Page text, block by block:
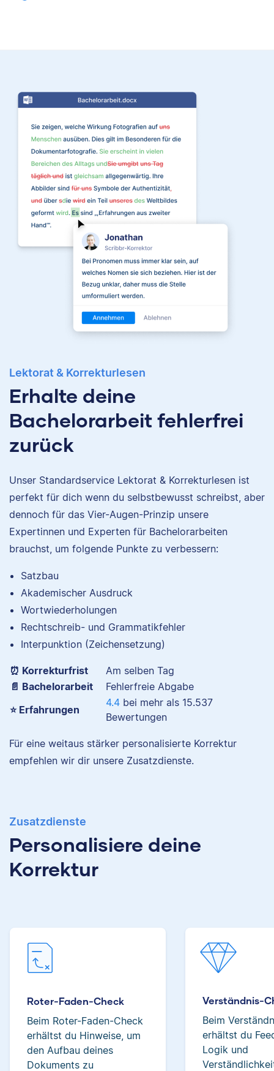
Lektorat & Korrekturlesen
Erhalte deine
Bachelorarbeit fehlerfrei
zurück
Unser Standardservice Lektorat & Korrekturlesen ist
perfekt für dich wenn du selbstbewusst schreibst, aber
dennoch für das Vier-Augen-Prinzip unsere
Expertinnen und Experten für Bachelorarbeiten
brauchst, um folgende Punkte zu verbessern:
Satzbau
Akademischer Ausdruck
Wortwiederholungen
Rechtschreib- und Grammatikfehler
Interpunktion (Zeichensetzung)
⏰ Korrekturfrist
Am selben Tag
📄 Bachelorarbeit
Fehlerfreie Abgabe
⭐ Erfahrungen
4.4 bei mehr als 15.537
Bewertungen
Für eine weitaus stärker personalisierte Korrektur
empfehlen wir dir unsere Zusatzdienste.
Zusatzdienste
Personalisiere deine
Korrektur
Roter-Faden-Check
Beim Roter-Faden-Check
erhältst du Hinweise, um
den Aufbau deines
Dokuments zu
Verständnis-
Beim
erhältst du
Logik und
Nina
und Musikerziehung
studiert, arbeitet als
Senior-Korrektorin für
Scribbr und begeistert
Sprache zu tun hat.
Albert hat Deutsch
studiert und mag an
seiner Arbeit als
Korrektor besonders,
Yasemin hat Romanistik
Verena
Verena hat BWL
Neben ihrer Arbeit als
Scribbr-Korrektorin
arbeitet Verena in der
Interior-Design-
Jonathan